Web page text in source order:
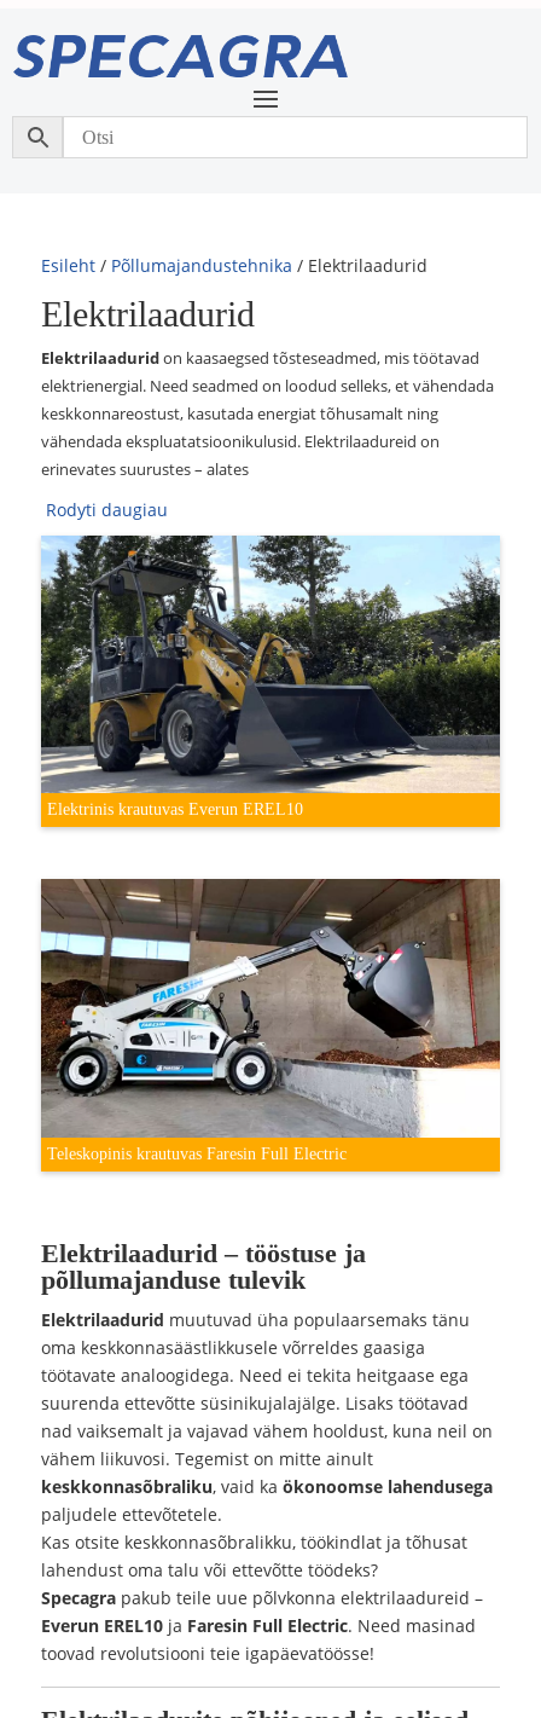
Esileht / Põllumajandustehnika / Elektrilaadurid
Elektrilaadurid
Elektrilaaduridon kaasaegsed tõsteseadmed, mis töötavad
elektrienergial. Need seadmed on loodud selleks, et vähendada
keskkonnareostust, kasutada energiat tõhusamalt ning
vähendada ekspluatatsioonikulusid. Elektrilaadureid on
erinevates suurustes – alates
Rodyti daugiau
Elektrinis krautuvas Everun EREL10
Teleskopinis krautuvas Faresin Full Electric
Elektrilaadurid – tööstuse ja
põllumajanduse tulevik
Elektrilaadurid muutuvad üha populaarsemaks tänu
oma keskkonnasäästlikkusele võrreldes gaasiga
töötavate analoogidega. Need ei tekita heitgaase ega
suurenda ettevõtte süsinikujalajälge. Lisaks töötavad
nad vaiksemalt ja vajavad vähem hooldust, kuna neil on
vähem liikuvosi. Tegemist on mitte ainult
keskkonnasõbraliku, vaid kaökonoomse lahendusega
paljudele ettevõtetele.
Kas otsite keskkonnasõbralikku, töökindlat ja tõhusat
lahendust oma talu või ettevõtte töödeks?
Specagra pakub teile uue põlvkonna elektrilaadureid –
Everun EREL10 ja Faresin Full Electric. Need masinad
toovad revolutsiooni teie igapäevatöösse!